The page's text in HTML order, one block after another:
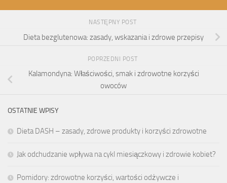
NASTĘPNY POST
Dieta bezglutenowa: zasady, wskazania i zdrowe przepisy
POPRZEDNI POST
Kalamondyna: Właściwości, smak i zdrowotne korzyści
owoców
OSTATNIE WPISY
Dieta DASH – zasady, zdrowe produkty i korzyści zdrowotne
Jak odchudzanie wpływa na cykl miesiączkowy i zdrowie kobiet?
Pomidory: zdrowotne korzyści, wartości odżywcze i